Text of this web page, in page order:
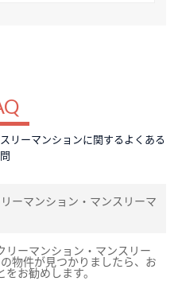
リーマンションに関するよくある
ーマンション・マンスリーマ
ーマンション・マンスリー
物件が見つかりましたら、お
をお勧めします。